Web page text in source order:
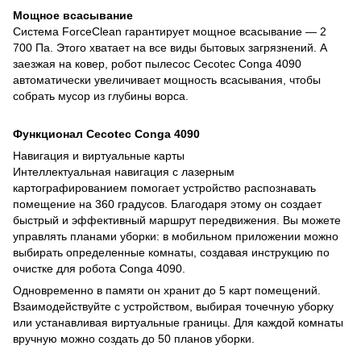
Мощное всасывание
Система ForceClean гарантирует мощное всасывание — 2
700 Па. Этого хватает на все виды бытовых загрязнений. А
заезжая на ковер, робот пылесос Cecotec Conga 4090
автоматически увеличивает мощность всасывания, чтобы
собрать мусор из глубины ворса.
Функционал Cecotec Conga 4090
Навигация и виртуальные карты
Интеллектуальная навигация с лазерным
картографированием помогает устройство распознавать
помещение на 360 градусов. Благодаря этому он создает
быстрый и эффективный маршрут передвижения. Вы можете
управлять планами уборки: в мобильном приложении можно
выбирать определенные комнаты, создавая инструкцию по
очистке для робота Conga 4090.
Одновременно в памяти он хранит до 5 карт помещений.
Взаимодействуйте с устройством, выбирая точечную уборку
или устанавливая виртуальные границы. Для каждой комнаты
вручную можно создать до 50 планов уборки.